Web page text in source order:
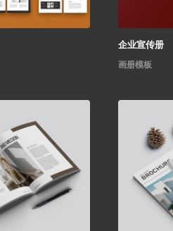
企业宣传册
画册模板